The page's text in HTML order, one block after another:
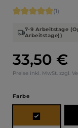
Regulärer Preis:
33,50 €
Preise inkl. MwSt. zzgl.
Durchschnittliche
(1)
7-9 Arbeitstage
Arbeitstage))
Farbeauswählen